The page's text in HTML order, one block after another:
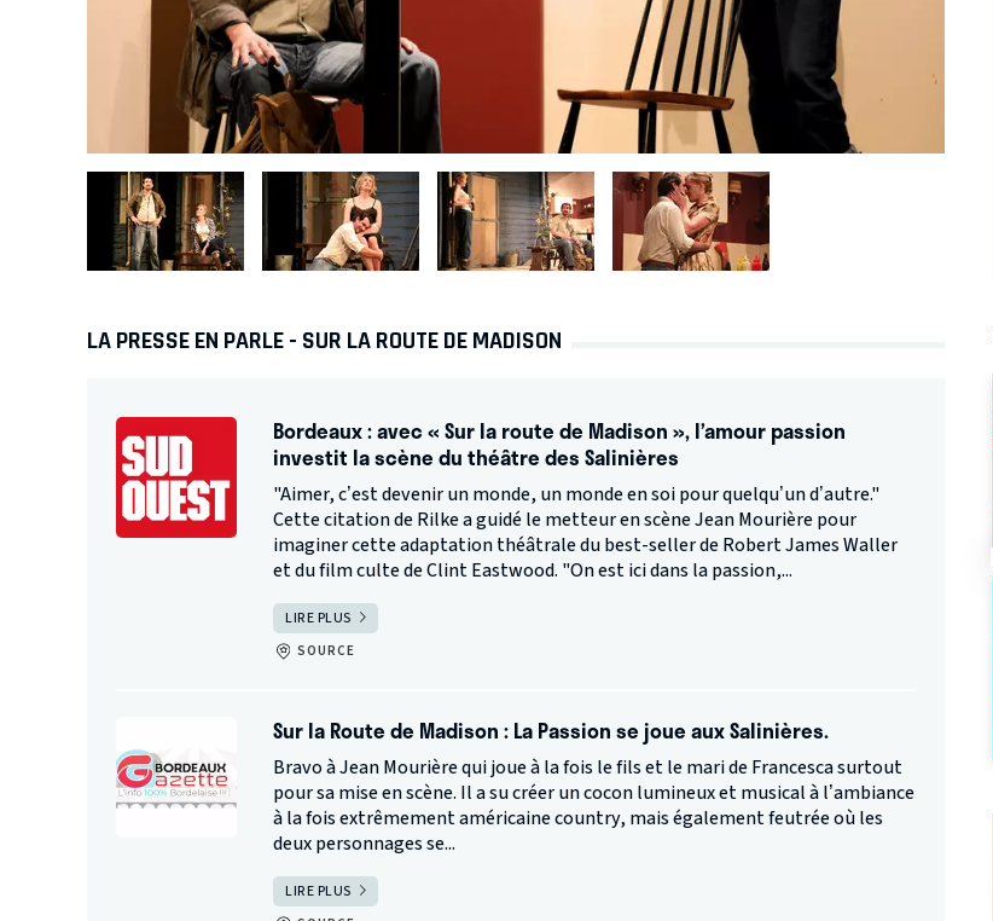
LA PRESSE EN PARLE - SUR LA ROUTE DE MADISON
Bordeaux : avec « Sur la route de Madison », l’amour passion
investit la scène du théâtre des Salinières
"Aimer, c’est devenir un monde, un monde en soi pour quelqu’un d’autre."
Cette citation de Rilke a guidé le metteur en scène Jean Mourière pour
imaginer cette adaptation théâtrale du best-seller de Robert James Waller
et du film culte de Clint Eastwood. "On est ici dans la passion,...
LIRE PLUS
SOURCE
Sur la Route de Madison : La Passion se joue aux Salinières.
Bravo à Jean Mourière qui joue à la fois le fils et le mari de Francesca surtout
pour sa mise en scène. Il a su créer un cocon lumineux et musical à l’ambiance
à la fois extrêmement américaine country, mais également feutrée où les
deux personnages se...
LIRE PLUS